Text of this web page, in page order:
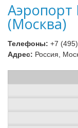
(Москва)
Телефоны: +7
Адрес: Россия,